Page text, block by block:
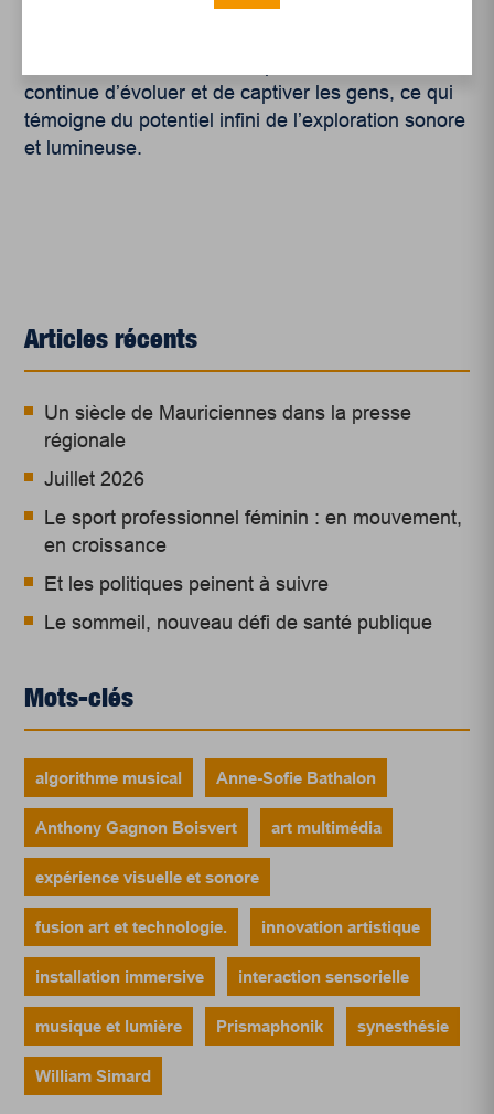
Luminary Green Park.
continue d’évoluer et de captiver les gens, ce qui
témoigne du potentiel infini de l’exploration sonore
et lumineuse.
Articles récents
Un siècle de Mauriciennes dans la presse
régionale
Juillet 2026
Le sport professionnel féminin : en mouvement,
en croissance
Et les politiques peinent à suivre
Le sommeil, nouveau défi de santé publique
Mots-clés
algorithme musical Anne-Sofie Bathalon
Anthony Gagnon Boisvert art multimédia
expérience visuelle et sonore
fusion art et technologie. innovation artistique
installation immersive interaction sensorielle
musique et lumière Prismaphonik synesthésie
William Simard